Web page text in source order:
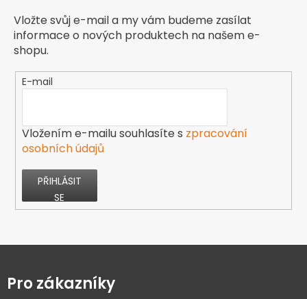
Vložte svůj e-mail a my vám budeme zasílat
informace o nových produktech na našem e-
shopu.
E-mail
Vložením e-mailu souhlasíte s zpracování
osobních údajů
PŘIHLÁSIT
SE
Z
pPro zákazníky